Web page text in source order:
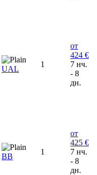
UAL
1
от
424 €
7 нч.
- 8
дн.
ВВ
1
от
425 €
7 нч.
- 8
дн.